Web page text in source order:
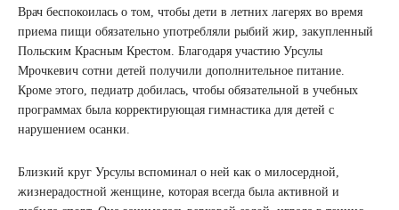
Врач беспокоилась о том, чтобы дети в летних лагерях во время
приема пищи обязательно употребляли рыбий жир, закупленный
Польским Красным Крестом. Благодаря участию Урсулы
Мрочкевич сотни детей получили дополнительное питание.
Кроме этого, педиатр добилась, чтобы обязательной в учебных
программах была корректирующая гимнастика для детей с
нарушением осанки.
Близкий круг Урсулы вспоминал о ней как о милосердной,
жизнерадостной женщине, которая всегда была активной и